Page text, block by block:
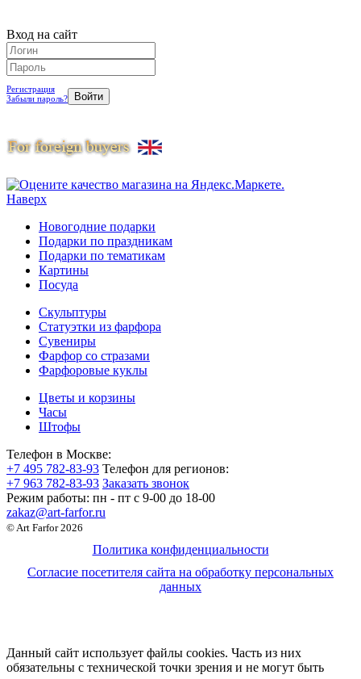
Вход на сайт
Регистрация
Забыли пароль?
Наверх
Новогодние подарки
Подарки по праздникам
Подарки по тематикам
Картины
Посуда
Скульптуры
Статуэтки из фарфора
Сувениры
Фарфор со стразами
Фарфоровые куклы
Цветы и корзины
Часы
Штофы
Телефон в Москве:
+7 495 782-83-93 Телефон для регионов:
+7 963 782-83-93 Заказать звонок
Режим работы: пн - пт c 9-00 до 18-00
zakaz@art-farfor.ru
© Art Farfor 2026
Политика конфиденциальности
Согласие посетителя сайта на обработку персональных
данных
Данный сайт использует файлы cookies. Часть из них
обязательны с технической точки зрения и не могут быть